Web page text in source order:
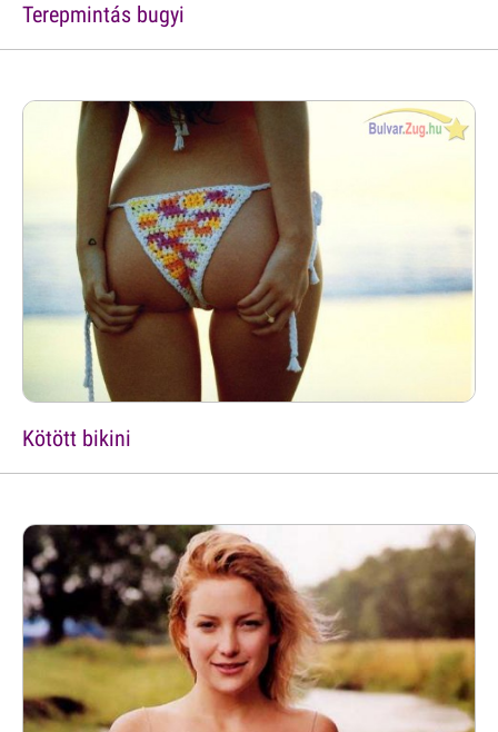
Terepmintás bugyi
Kötött bikini